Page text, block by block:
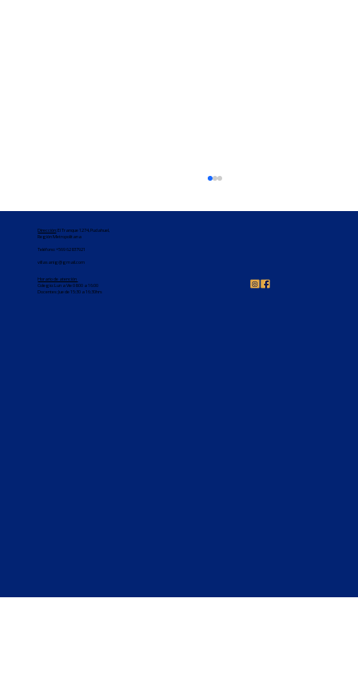
Dirección: El Tranque 1274, Pudahuel,
Región Metropolitana
Teléfono:+569 62837921
villasanig@gmail.com
Horario de atención
Colegio: Lun a Vie 08:00 a 16:00
Docentes: Jue de 15:30 a 16:30hrs